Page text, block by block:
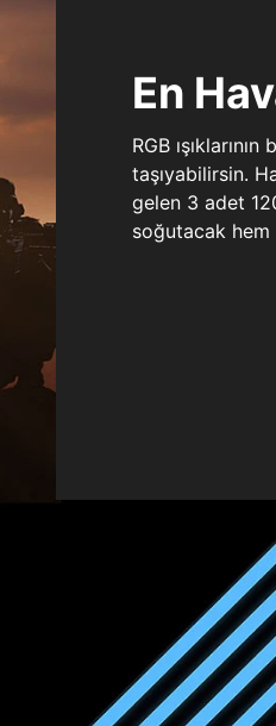
En
RGB
taşıyabilirsin.
gelen 3 adet
soğutacak hem